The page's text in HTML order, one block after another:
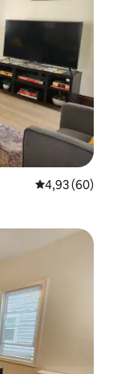
Note
4,93 (60)